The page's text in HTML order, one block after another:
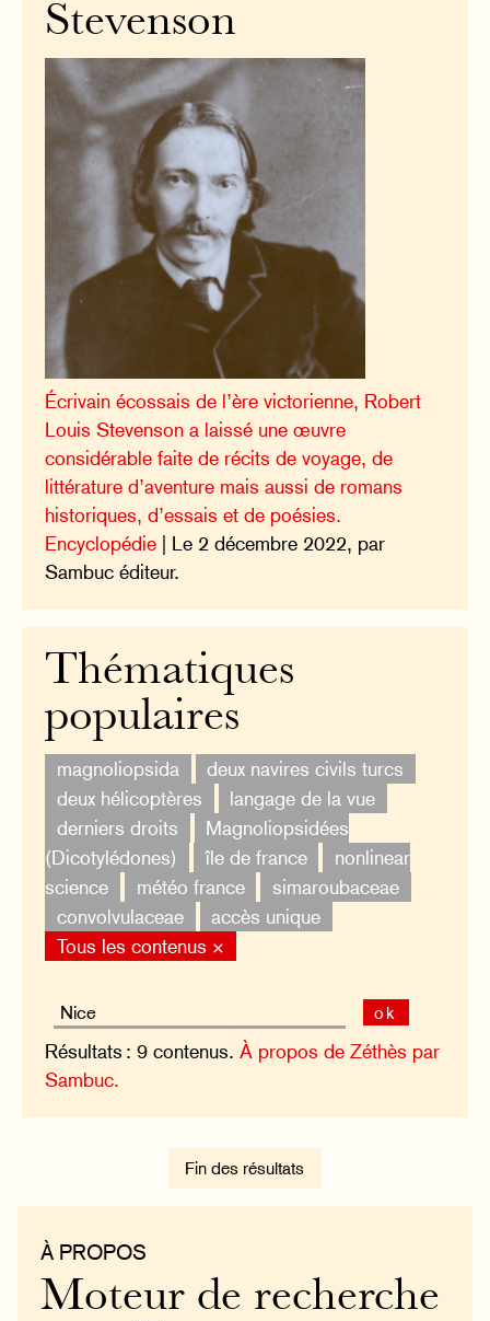
Stevenson
Écrivain écossais de l’ère victorienne, Robert
Louis Stevenson a laissé une œuvre
considérable faite de récits de voyage, de
littérature d’aventure mais aussi de romans
historiques, d’essais et de poésies.
Encyclopédie | Le 2 décembre 2022, par
Sambuc éditeur.
Thématiques
populaires
magnoliopsida
deux navires civils turcs
deux hélicoptères
langage de la vue
derniers droits
Magnoliopsidées
(Dicotylédones)
île de france
nonlinear
science
météo france
simaroubaceae
convolvulaceae
accès unique
Tous les contenus ×
ok
Résultats : 9 contenus.À propos de Zéthès par
Sambuc.
Fin des résultats
À PROPOS
Moteur de recherche